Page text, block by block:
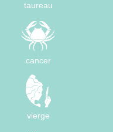
taureau
cancer
vierge